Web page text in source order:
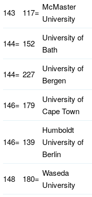
143 117=
McMaster
University
144= 152
University of
Bath
144= 227
University of
Bergen
146= 179
University of
Cape Town
146= 139
Humboldt
University of
Berlin
148 180=
Waseda
University